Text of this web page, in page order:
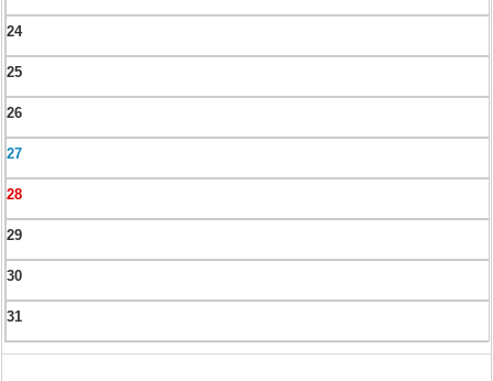
24
25
26
27
28
29
30
31